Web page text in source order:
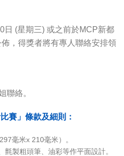
日 (星期三) 或之前於MCP新都
，得獎者將有專人聯絡安排領
聯絡。
賽」條款及細則：
毫米x 210毫米）。
氈製粗頭筆、油彩等作平面設計。